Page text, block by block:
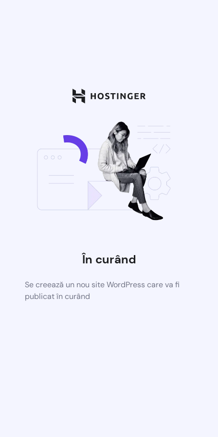
În curând
Se creează un nou site WordPress care va fi
publicat în curând